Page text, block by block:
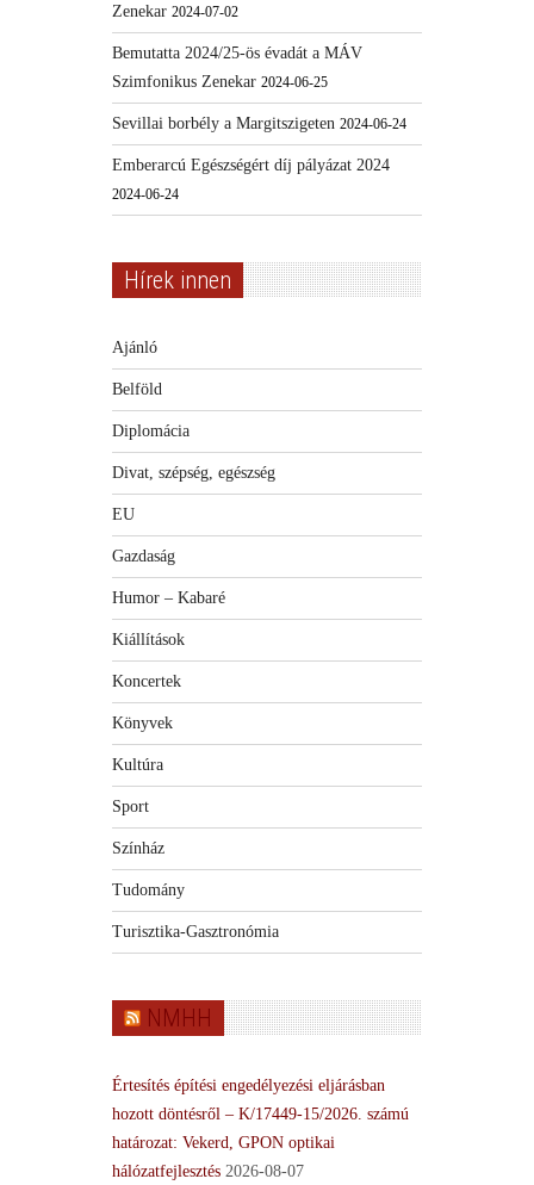
Zenekar 2024-07-02
Bemutatta 2024/25-ös évadát a MÁV
Szimfonikus Zenekar 2024-06-25
Sevillai borbély a Margitszigeten 2024-06-24
Emberarcú Egészségért díj pályázat 2024
2024-06-24
Hírek innen
Ajánló
Belföld
Diplomácia
Divat, szépség, egészség
EU
Gazdaság
Humor – Kabaré
Kiállítások
Koncertek
Könyvek
Kultúra
Sport
Színház
Tudomány
Turisztika-Gasztronómia
NMHH
Értesítés építési engedélyezési eljárásban
hozott döntésről – K/17449-15/2026. számú
határozat: Vekerd, GPON optikai
hálózatfejlesztés 2026-08-07